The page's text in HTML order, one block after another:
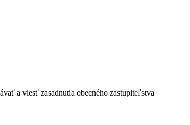
a viesť zasadnutia obecného zastupiteľstva